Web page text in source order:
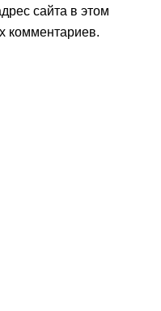
сайта в этом
комментариев.